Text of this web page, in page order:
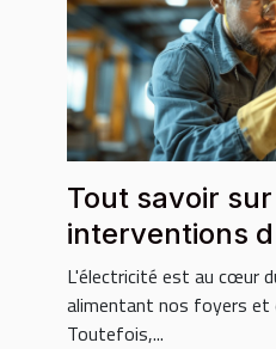
Tout savoir
interventions
électricité
L'électricité est au cœur
alimentant nos foyers et
Toutefois,...